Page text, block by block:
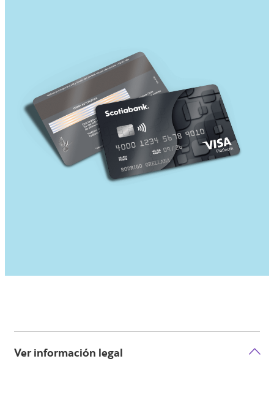
Ver información legal